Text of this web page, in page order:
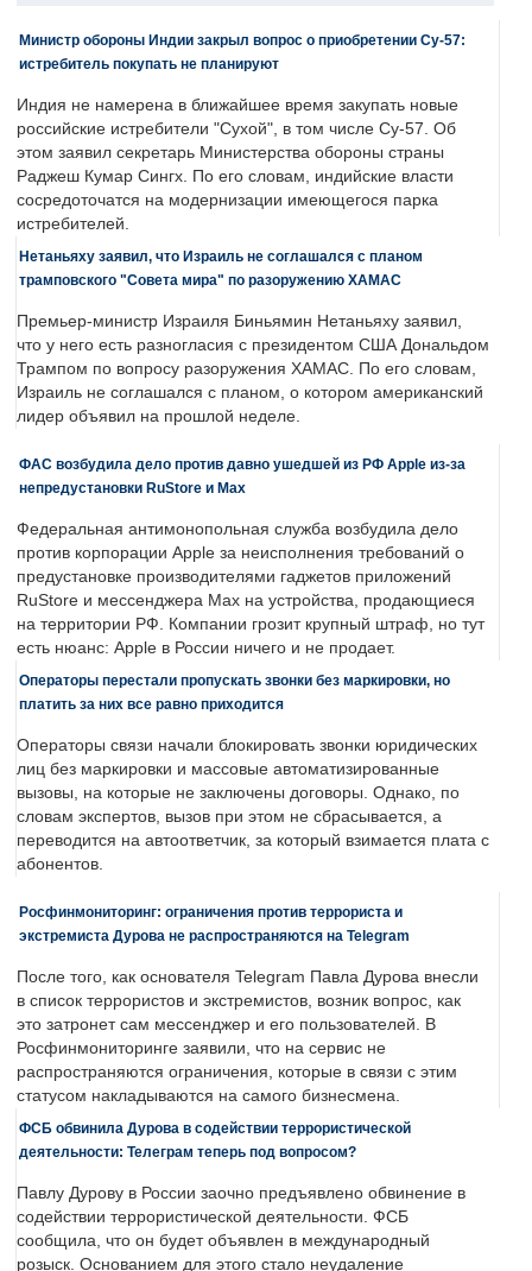
Министр обороны Индии закрыл вопрос о приобретении Су-57:
истребитель покупать не планируют
Индия не намерена в ближайшее время закупать новые
российские истребители "Сухой", в том числе Су-57. Об
этом заявил секретарь Министерства обороны страны
Раджеш Кумар Сингх. По его словам, индийские власти
сосредоточатся на модернизации имеющегося парка
истребителей.
Нетаньяху заявил, что Израиль не соглашался с планом
трамповского "Совета мира" по разоружению ХАМАС
Премьер-министр Израиля Биньямин Нетаньяху заявил,
что у него есть разногласия с президентом США Дональдом
Трампом по вопросу разоружения ХАМАС. По его словам,
Израиль не соглашался с планом, о котором американский
лидер объявил на прошлой неделе.
ФАС возбудила дело против давно ушедшей из РФ Apple из-за
непредустановки RuStore и Max
Федеральная антимонопольная служба возбудила дело
против корпорации Apple за неисполнения требований о
предустановке производителями гаджетов приложений
RuStore и мессенджера Max на устройства, продающиеся
на территории РФ. Компании грозит крупный штраф, но тут
есть нюанс: Apple в России ничего и не продает.
Операторы перестали пропускать звонки без маркировки, но
платить за них все равно приходится
Операторы связи начали блокировать звонки юридических
лиц без маркировки и массовые автоматизированные
вызовы, на которые не заключены договоры. Однако, по
словам экспертов, вызов при этом не сбрасывается, а
переводится на автоответчик, за который взимается плата с
абонентов.
Росфинмониторинг: ограничения против террориста и
экстремиста Дурова не распространяются на Telegram
После того, как основателя Telegram Павла Дурова внесли
в список террористов и экстремистов, возник вопрос, как
это затронет сам мессенджер и его пользователей. В
Росфинмониторинге заявили, что на сервис не
распространяются ограничения, которые в связи с этим
статусом накладываются на самого бизнесмена.
ФСБ обвинила Дурова в содействии террористической
деятельности: Телеграм теперь под вопросом?
Павлу Дурову в России заочно предъявлено обвинение в
содействии террористической деятельности. ФСБ
сообщила, что он будет объявлен в международный
розыск. Основанием для этого стало неудаление